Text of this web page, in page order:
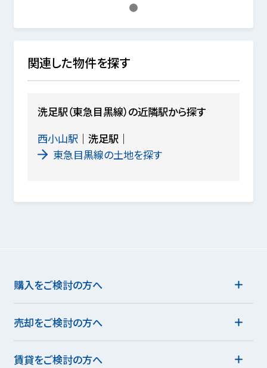
1
関連した物件を探す
洗足駅（東急目黒線）の近隣駅から探す
西小山駅
洗足駅
東急目黒線の土地を探す
購入をご検討の方へ
売却をご検討の方へ
賃貸をご検討の方へ